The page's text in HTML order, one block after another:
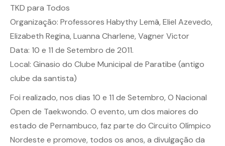
TKD para Todos
Organização: Professores Habythy Lemâ, Eliel Azevedo,
Elizabeth Regina, Luanna Charlene, Vagner Victor
Data: 10 e 11 de Setembro de 2011.
Local: Ginasio do Clube Municipal de Paratibe (antigo
clube da santista)
Foi realizado, nos dias 10 e 11 de Setembro, O Nacional
Open de Taekwondo. O evento, um dos maiores do
estado de Pernambuco, faz parte do Circuito Olímpico
Nordeste e promove, todos os anos, a divulgação da